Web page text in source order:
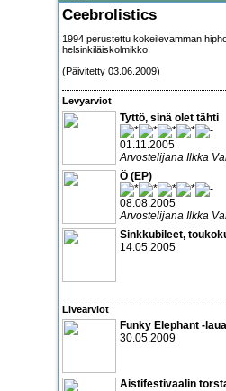
Ceebrolistics
1994 perustettu kokeilevamman
helsinkiläiskolmikko.
(Päivitetty 03.06.2009)
Levyarviot
Tyttö, sinä olet tähti
01.11.2005
Arvostelijana Ilkka
Ö (EP)
08.08.2005
Arvostelijana Ilkka
Sinkkubileet,
14.05.2005
Livearviot
Funky Elephant -
30.05.2009
Aistifestivaalin